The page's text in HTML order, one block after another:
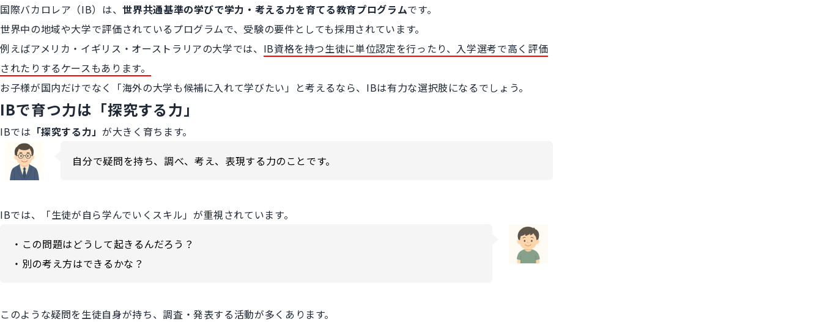
国際バカロレア（IB）は、世界共通基準の学びで学力・考える力を育てる教育プログラムです。
世界中の地域や大学で評価されているプログラムで、受験の要件としても採用されています。
例えばアメリカ・イギリス・オーストラリアの大学では、 IB資格を持つ生徒に単位認定を行ったり、入学選考で高く評価
されたりするケースもあります。
お子様が国内だけでなく「海外の大学も候補に入れて学びたい」と考えるなら、IBは有力な選択肢になるでしょう。
IBで育つ力は「探究する力」
IBでは 「探究する力」が大きく育ちます。
自分で疑問を持ち、調べ、考え、表現する力のことです。
IBでは、「生徒が自ら学んでいくスキル」が重視されています。
・この問題はどうして起きるんだろう？
・別の考え方はできるかな？
このような疑問を生徒自身が持ち、調査・発表する活動が多くあります。